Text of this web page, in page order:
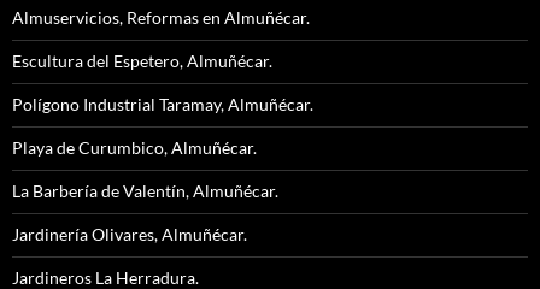
Almuservicios, Reformas en Almuñécar.
Escultura del Espetero, Almuñécar.
Polígono Industrial Taramay, Almuñécar.
Playa de Curumbico, Almuñécar.
La Barbería de Valentín, Almuñécar.
Jardinería Olivares, Almuñécar.
Jardineros La Herradura.